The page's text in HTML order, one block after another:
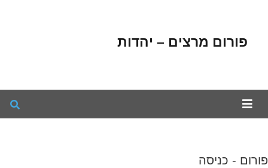
פורום מרצים – יהדות
פורום - כניסה